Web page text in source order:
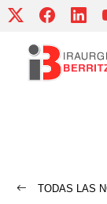
Skip
content
TODAS LAS